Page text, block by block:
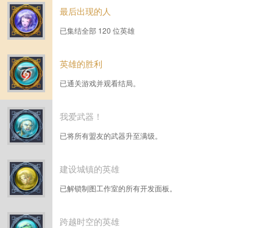
最后出现的人
已集结全部 120 位英雄
英雄的胜利
已通关游戏并观看结局。
我爱武器！
已将所有盟友的武器升至满级。
建设城镇的英雄
已解锁制图工作室的所有开发面板。
跨越时空的英雄